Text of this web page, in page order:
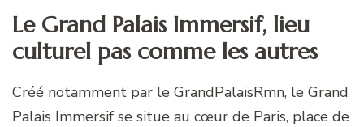
Le Grand Palais Immersif, lieu
culturel pas comme les autres
Créé notamment par le GrandPalaisRmn, le Grand
Palais Immersif se situe au cœur de Paris, place de